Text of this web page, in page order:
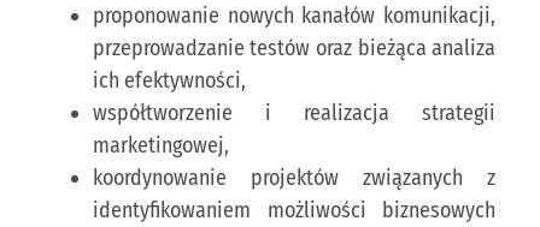
proponowanie nowych kanałów komunikacji,
przeprowadzanie testów oraz bieżąca analiza
ich efektywności,
współtworzenie i realizacja strategii
marketingowej,
koordynowanie projektów związanych z
identyfikowaniem możliwości biznesowych